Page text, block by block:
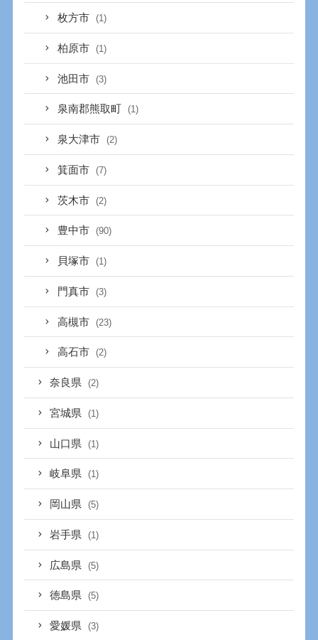
枚方市 (1)
柏原市 (1)
池田市 (3)
泉南郡熊取町 (1)
泉大津市 (2)
箕面市 (7)
茨木市 (2)
豊中市 (90)
貝塚市 (1)
門真市 (3)
高槻市 (23)
高石市 (2)
奈良県 (2)
宮城県 (1)
山口県 (1)
岐阜県 (1)
岡山県 (5)
岩手県 (1)
広島県 (5)
徳島県 (5)
愛媛県 (3)